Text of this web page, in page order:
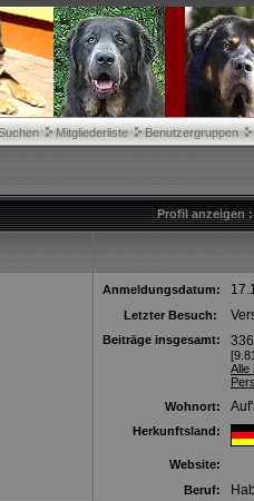
Mitgliederliste Benutzergruppen
Profil anzeigen
Anmeldungsdatum:
Letzter Besuch:
Beiträge insgesamt:
Alle
Wohnort:
Herkunftsland:
Website:
Beruf: